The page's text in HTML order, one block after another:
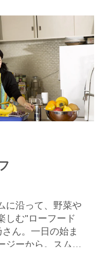
に沿って、野菜や
しむ"ローフード
ん。一日の始ま
ジーから。スムー